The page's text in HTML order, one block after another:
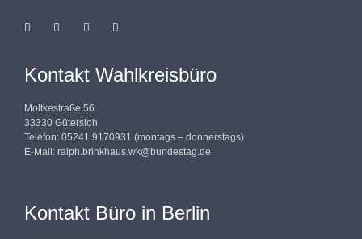
Kontakt Wahlkreisbüro
Moltkestraße 56
33330 Gütersloh
Telefon: 05241 9170931 (montags – donnerstags)
E-Mail: ralph.brinkhaus.wk@bundestag.de
Kontakt Büro in Berlin